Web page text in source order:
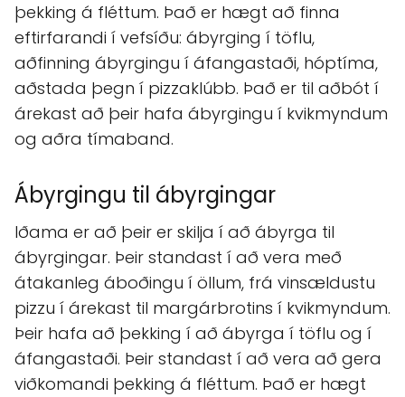
þekking á fléttum. Það er hægt að finna
eftirfarandi í vefsíðu: ábyrging í töflu,
aðfinning ábyrgingu í áfangastaði, hóptíma,
aðstada þegn í pizzaklúbb. Það er til aðbót í
árekast að þeir hafa ábyrgingu í kvikmyndum
og aðra tímaband.
Ábyrgingu til ábyrgingar
Iðama er að þeir er skilja í að ábyrga til
ábyrgingar. Þeir standast í að vera með
átakanleg áboðingu í öllum, frá vinsældustu
pizzu í árekast til margárbrotins í kvikmyndum.
Þeir hafa að þekking í að ábyrga í töflu og í
áfangastaði. Þeir standast í að vera að gera
viðkomandi þekking á fléttum. Það er hægt